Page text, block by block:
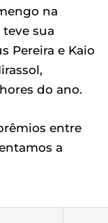
na
sua
Pereira e Kaio
do ano.
entre
a